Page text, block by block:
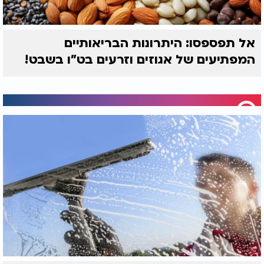
אל תפספסו: היתרונות הבריאותיים
המפתיעים של אגוזים וזרעים בט"ו בשבט!